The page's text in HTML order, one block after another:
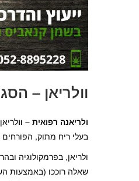
וולריאן –
ולריאנה רפואית – וו
בעלי ריח מתוק,
ולריאן, בפרמקולוגיה
שאלה רוככו (באמצעות